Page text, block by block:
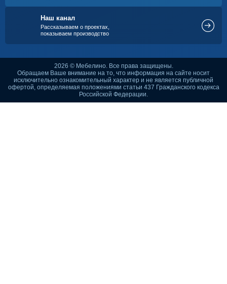
Наш канал
Рассказываем о проектах,
показываем производство
2026 © Мебелино. Все права защищены.
Обращаем Ваше внимание на то, что информация на сайте носит
исключительно ознакомительный характер и не является публичной
офертой, определяемая положениями статьи 437 Гражданского кодекса
Российской Федерации.